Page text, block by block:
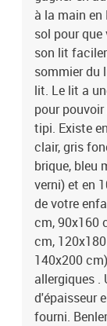
notamment
européenne
fabrication les
est pensé dans
à la main avec
Le bois utilisé est
de fabrication est
manuel de
supplémentaires
sécurité
129 x 189 cm
fabrication et de
à la main en
sol pour
son lit
sommier du
lit. Le lit a
pour
tipi. Existe
clair, gris
brique, bleu
verni) et en
de votre
cm, 90x160
cm,
140x200
allergiques .
d'épaisseur
fourni.